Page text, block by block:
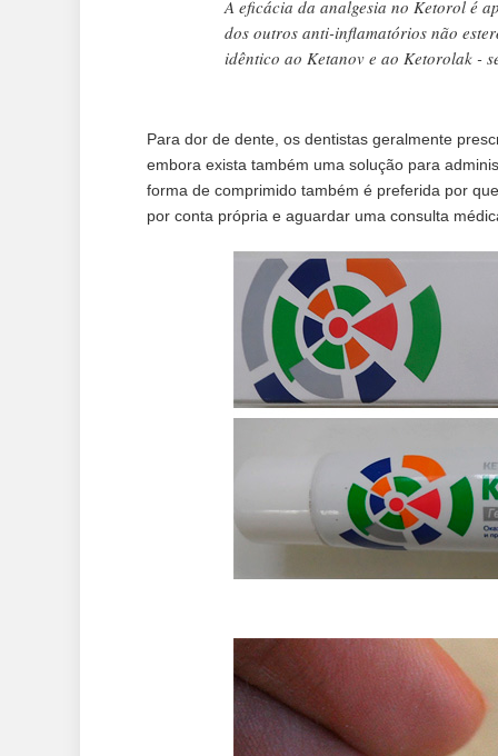
A eficácia da analgesia no Ketorol é
dos outros anti-inflamatórios não
idêntico ao Ketanov e ao Ketorolak -
Para dor de dente, os dentistas geralmente
embora exista também uma solução para
forma de comprimido também é preferida por
por conta própria e aguardar uma consulta